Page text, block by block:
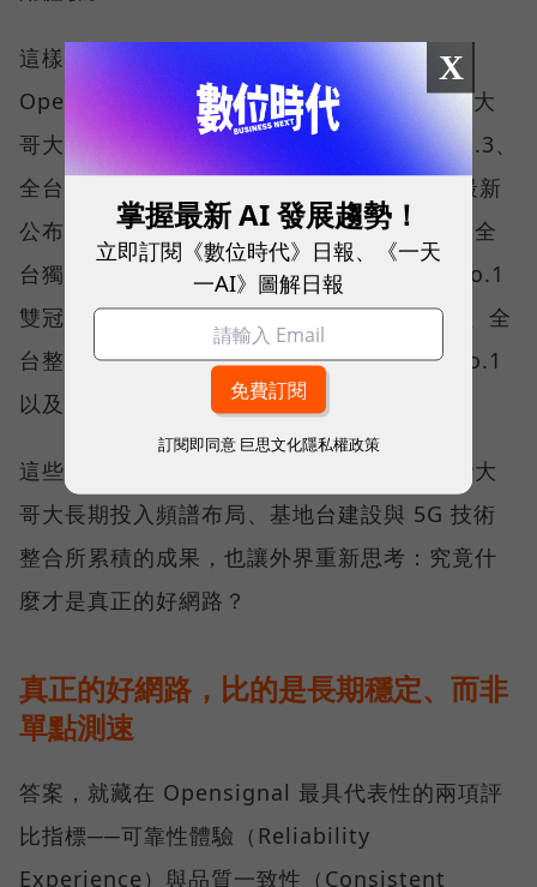
這樣的轉變，也反映在國際權威網路分析機構
Opensignal 公布的評比結果。今年初，台灣大
哥大不僅率先奪下「 4G／5G 在線率全球 No.3、
全台 No.1 」國際級榮譽，在 Opensignal 最新
公布的台灣行動網路體驗報告中，更一舉斬獲全
台獨有的「可靠性體驗」與「品質一致性」No.1
雙冠王，同時，包辦全台整體影音體驗 No.1、全
台整體語音體驗 No.1、全台 5G 語音體驗 No.1
以及全台網路在線率 No.1 多項榮譽。
這些獎項反映的不只是網路順暢，更代表台灣大
哥大長期投入頻譜布局、基地台建設與 5G 技術
整合所累積的成果，也讓外界重新思考：究竟什
麼才是真正的好網路？
真正的好網路，比的是長期穩定、而非
單點測速
答案，就藏在 Opensignal 最具代表性的兩項評
比指標──可靠性體驗（Reliability
Experience）與品質一致性（Consistent
X
掌握最新 AI 發展趨勢！
立即訂閱《數位時代》日報、《一天
一AI》圖解日報
訂閱即同意 巨思文化隱私權政策